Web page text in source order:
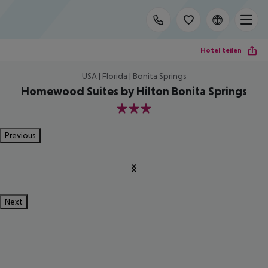
Hotel teilen
USA | Florida | Bonita Springs
Homewood Suites by Hilton Bonita Springs
3
Previous
Next